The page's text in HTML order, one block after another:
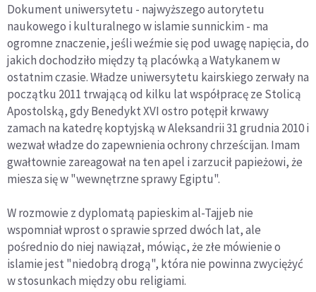
Dokument uniwersytetu - najwyższego autorytetu
naukowego i kulturalnego w islamie sunnickim - ma
ogromne znaczenie, jeśli weźmie się pod uwagę napięcia, do
jakich dochodziło między tą placówką a Watykanem w
ostatnim czasie. Władze uniwersytetu kairskiego zerwały na
początku 2011 trwającą od kilku lat współpracę ze Stolicą
Apostolską, gdy Benedykt XVI ostro potępił krwawy
zamach na katedrę koptyjską w Aleksandrii 31 grudnia 2010 i
wezwał władze do zapewnienia ochrony chrześcijan. Imam
gwałtownie zareagował na ten apel i zarzucił papieżowi, że
miesza się w "wewnętrzne sprawy Egiptu".
W rozmowie z dyplomatą papieskim al-Tajjeb nie
wspomniał wprost o sprawie sprzed dwóch lat, ale
pośrednio do niej nawiązał, mówiąc, że złe mówienie o
islamie jest "niedobrą drogą", która nie powinna zwyciężyć
w stosunkach między obu religiami.